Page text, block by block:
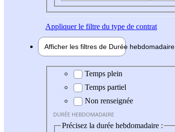
Appliquerle filtre du type de contrat
Afficher les filtres de Durée hebdomadaire
Durée hebdomadaire
Temps plein
Temps partiel
Non renseignée
DURÉE HEBDOMADAIRE
Précisez la durée hebdomadaire :